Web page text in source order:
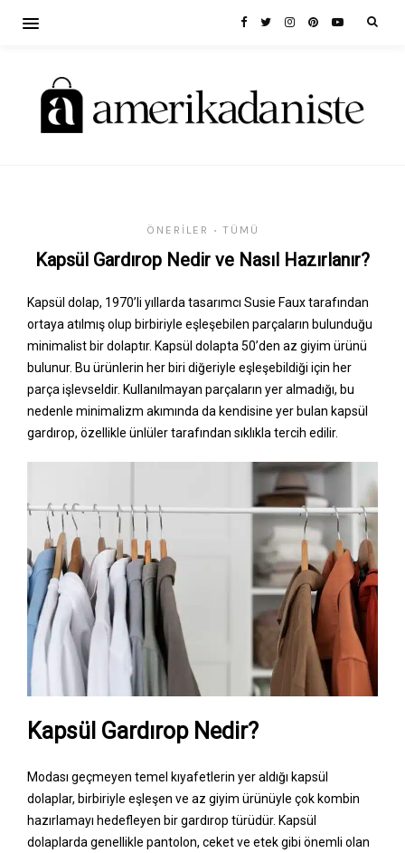
ÖNERILER • TÜMÜ
Kapsül Gardırop Nedir ve Nasıl Hazırlanır?
Kapsül dolap, 1970’li yıllarda tasarımcı Susie Faux tarafından
ortaya atılmış olup birbiriyle eşleşebilen parçaların bulunduğu
minimalist bir dolaptır. Kapsül dolapta 50’den az giyim ürünü
bulunur. Bu ürünlerin her biri diğeriyle eşleşebildiği için her
parça işlevseldir. Kullanılmayan parçaların yer almadığı, bu
nedenle minimalizm akımında da kendisine yer bulan kapsül
gardırop, özellikle ünlüler tarafından sıklıkla tercih edilir.
Kapsül Gardırop Nedir?
Modası geçmeyen temel kıyafetlerin yer aldığı kapsül
dolaplar, birbiriyle eşleşen ve az giyim ürünüyle çok kombin
hazırlamayı hedefleyen bir gardırop türüdür. Kapsül
dolaplarda genellikle pantolon, ceket ve etek gibi önemli olan